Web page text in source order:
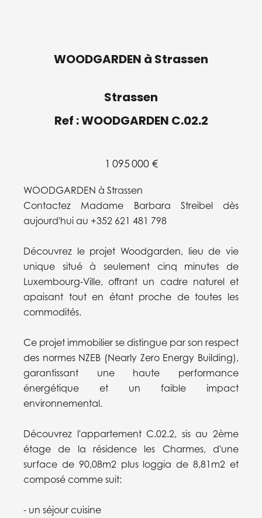
WOODGARDEN à Strassen
Strassen
Ref : WOODGARDEN C.02.2
1 095 000 €
WOODGARDEN à Strassen
Contactez Madame Barbara Streibel dès
aujourd'hui au +352 621 481 798
Découvrez le projet Woodgarden, lieu de vie
unique situé à seulement cinq minutes de
Luxembourg-Ville, offrant un cadre naturel et
apaisant tout en étant proche de toutes les
commodités.
Ce projet immobilier se distingue par son respect
des normes NZEB (Nearly Zero Energy Building),
garantissant une haute performance
énergétique et un faible impact
environnemental.
Découvrez l'appartement C.02.2, sis au 2ème
étage de la résidence les Charmes, d'une
surface de 90,08m2 plus loggia de 8,81m2 et
composé comme suit:
- un séjour cuisine